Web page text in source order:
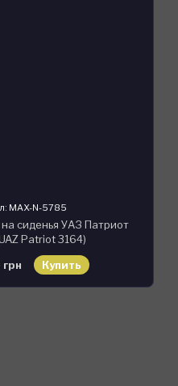
MAX-N-5785
сиденья УАЗ Патриот
Patriot 3164)
MAX-N из экокожи
красныйКупить